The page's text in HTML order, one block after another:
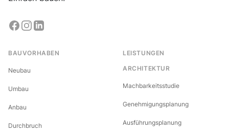
BAUVORHABEN
Neubau
Umbau
Anbau
Durchbruch
LEISTUNGEN
ARCHITEKTUR
Machbarkeitsstudie
Genehmigungsplanung
Ausführungsplanung